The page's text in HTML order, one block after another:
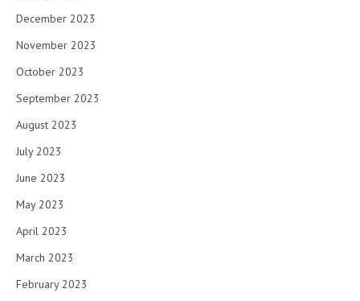
December 2023
November 2023
October 2023
September 2023
August 2023
July 2023
June 2023
May 2023
April 2023
March 2023
February 2023